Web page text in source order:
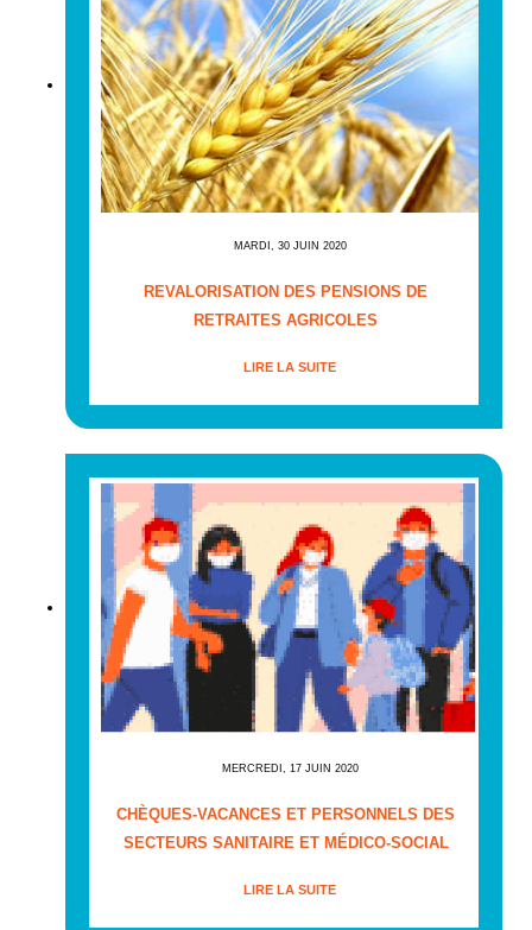
MARDI, 30 JUIN 2020
REVALORISATION DES PENSIONS DE
RETRAITES AGRICOLES
LIRE LA SUITE
MERCREDI, 17 JUIN 2020
CHÈQUES-VACANCES ET PERSONNELS DES
SECTEURS SANITAIRE ET MÉDICO-SOCIAL
LIRE LA SUITE